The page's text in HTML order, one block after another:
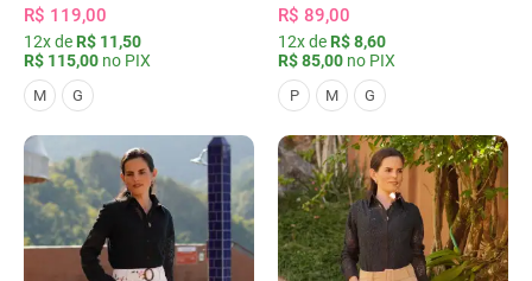
R$ 119,00
12x de R$ 11,50
R$ 115,00 no PIX
M G
R$ 89,00
12x de R$ 8,60
R$ 85,00 no PIX
P M G